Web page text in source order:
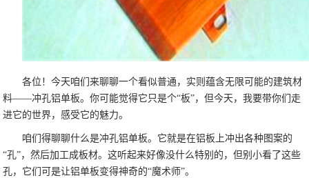
各位！今天咱们来聊聊一个看似普通，实则蕴含无限可能的建筑材
料——冲孔铝单板。你可能觉得它只是个“板”，但今天，我要带你们走
进它的世界，感受它的魅力。
咱们得聊聊什么是冲孔铝单板。它就是在铝板上冲出各种图案的
“孔”，然后加工成板材。这听起来好像没什么特别的，但别小看了这些
孔，它们可是让铝单板变得神奇的“魔术师”。